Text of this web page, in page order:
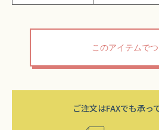
ご注文はFAXでも承っ